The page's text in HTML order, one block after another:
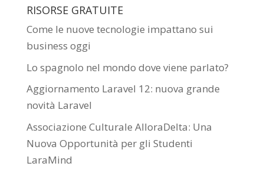
RISORSE GRATUITE
Come le nuove tecnologie impattano sui
business oggi
Lo spagnolo nel mondo dove viene parlato?
Aggiornamento Laravel 12: nuova grande
novità Laravel
Associazione Culturale AlloraDelta: Una
Nuova Opportunità per gli Studenti
LaraMind